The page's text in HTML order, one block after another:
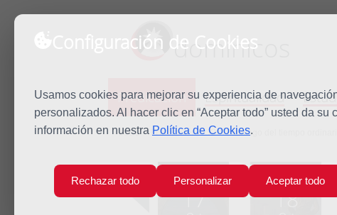
Configuración de Cookies
Usamos cookies para mejorar su experiencia de
personalizados. Al hacer clic en “Aceptar todo” usted da
información en nuestra Política de Cookies.
Rechazar todo Personalizar Aceptar todo
dominicos
Predicación Espiritualidad
Inicio Predicación XXX Domingo del tiempo ordinario
Lun
17
Mar
18